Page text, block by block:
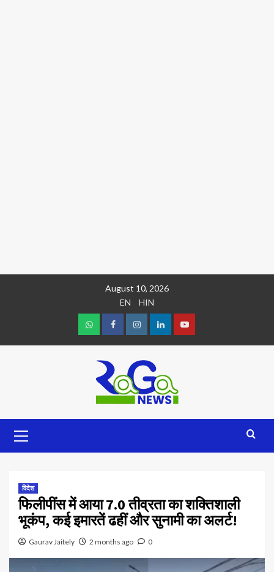
August 10, 2026
EN
HIN
विदेश
फिलीपींस में आया 7.0 तीव्रता का शक्तिशाली
भूकंप, कई इमारतें ढहीं और सुनामी का अलर्ट!
Gaurav Jaitely 2 months ago 0